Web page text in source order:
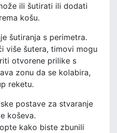
ili šutirati ili dodati
košu.
šutiranja s perimetra.
više šutera, timovi mogu
otvorene prilike s
zonu da se kolabira,
reketu.
postave za stvaranje
koševa.
kako biste zbunili